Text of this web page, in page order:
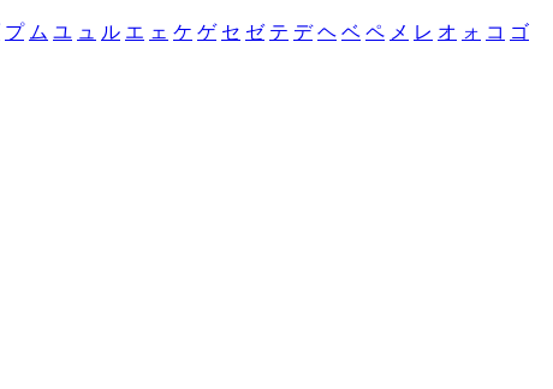
プ ム ユ ュ ル エ ェ ケ ゲ セ ゼ テ デ ヘ ベ ペ メ レ オ ォ コ ゴ